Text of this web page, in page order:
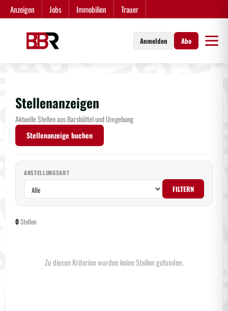
Zum
Inhalt
Anzeigen Jobs Immobilien Trauer
Anmelden Abo
Stellenanzeigen
Aktuelle Stellen aus Barsbüttel und Umgebung
Stellenanzeige buchen
ANSTELLUNGSART
FILTERN
0Stellen
Zu diesen Kriterien wurden keine Stellen gefunden.